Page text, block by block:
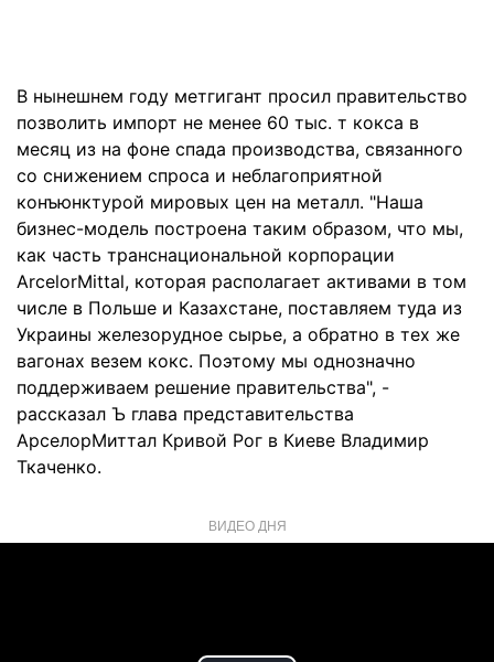
В нынешнем году метгигант просил правительство
позволить импорт не менее 60 тыс. т кокса в
месяц из на фоне спада производства, связанного
со снижением спроса и неблагоприятной
конъюнктурой мировых цен на металл. "Наша
бизнес-модель построена таким образом, что мы,
как часть транснациональной корпорации
ArcelorMittal, которая располагает активами в том
числе в Польше и Казахстане, поставляем туда из
Украины железорудное сырье, а обратно в тех же
вагонах везем кокс. Поэтому мы однозначно
поддерживаем решение правительства", -
рассказал Ъ глава представительства
АрселорМиттал Кривой Рог в Киеве Владимир
Ткаченко.
ВИДЕО ДНЯ